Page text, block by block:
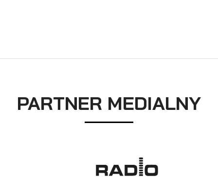
PARTNER MEDIALNY